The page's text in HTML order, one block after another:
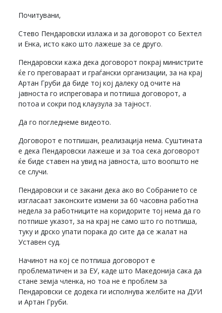
Почитувани,
Стево Пендаровски излажа и за договорот со Бехтел
и Енка, исто како што лажеше за се друго.
Пендаровски кажа дека договорот покрај министрите
ќе го преговараат и граѓански организации, за на крај
Артан Груби да биде тој кој далеку од очите на
јавноста го испреговара и потпиша договорот, а
потоа и сокри под клаузула за тајност.
Да го погледнеме видеото.
Договорот е потпишан, реализација нема. Суштината
е дека Пендаровски лажеше и за тоа сека договорот
ќе биде ставен на увид на јавноста, што воопшто не
се случи.
Пендаровски и се закани дека ако во Собранието се
изгласаат законските измени за 60 часовна работна
недела за работниците на коридорите тој нема да го
потпише указот, за на крај не само што го потпиша,
туку и дрско упати порака до сите да се жалат на
Уставен суд.
Начинот на кој се потпиша договорот е
проблематичен и за ЕУ, каде што Македонија сака да
стане земја членка, но тоа не е проблем за
Пендаровски се додека ги исполнува желбите на ДУИ
и Артан Груби.